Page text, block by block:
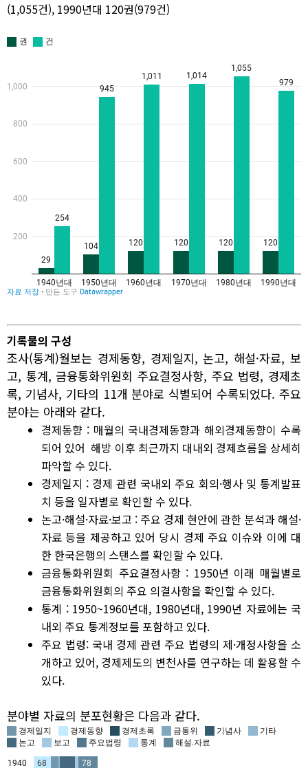
(1,055건), 1990년대 120권(979건)
기록물의 구성
조사(통계)월보는 경제동향, 경제일지, 논고, 해설·자료, 보
고, 통계, 금융통화위원회 주요결정사항, 주요 법령, 경제초
록, 기념사, 기타의 11개 분야로 식별되어 수록되었다. 주요
분야는 아래와 같다.
경제동향 : 매월의 국내경제동향과 해외경제동향이 수록
되어 있어 해방 이후 최근까지 대내외 경제흐름을 상세히
파악할 수 있다.
경제일지 : 경제 관련 국내외 주요 회의·행사 및 통계발표
치 등을 일자별로 확인할 수 있다.
논고·해설·자료·보고 : 주요 경제 현안에 관한 분석과 해설·
자료 등을 제공하고 있어 당시 경제 주요 이슈와 이에 대
한 한국은행의 스탠스를 확인할 수 있다.
금융통화위원회 주요결정사항 : 1950년 이래 매월별로
금융통화위원회의 주요 의결사항을 확인할 수 있다.
통계 : 1950~1960년대, 1980년대, 1990년 자료에는 국
내외 주요 통계정보를 포함하고 있다.
주요 법령: 국내 경제 관련 주요 법령의 제·개정사항을 소
개하고 있어, 경제제도의 변천사를 연구하는 데 활용할 수
있다.
분야별 자료의 분포현황은 다음과 같다.